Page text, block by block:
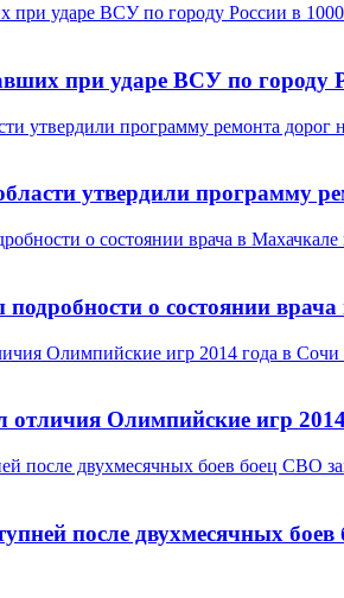
при ударе ВСУ по городу России в
при ударе ВСУ по городу
утвердили программу ремонта дорог
утвердили программу
о состоянии врача в
подробности о состоянии
Олимпийские игр 2014 года в
отличия Олимпийские игр
после двухмесячных боев боец СВО
после двухмесячных боев